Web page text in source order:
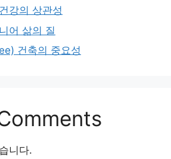
강의 상관성
어 삶의 질
건축의 중요성
니다.